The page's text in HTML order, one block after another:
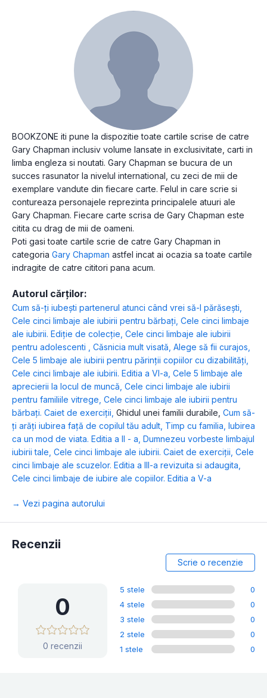
BOOKZONE iti pune la dispozitie toate cartile scrise de catre
Gary Chapman inclusiv volume lansate in exclusivitate, carti in
limba engleza si noutati. Gary Chapman se bucura de un
succes rasunator la nivelul international, cu zeci de mii de
exemplare vandute din fiecare carte. Felul in care scrie si
contureaza personajele reprezinta principalele atuuri ale
Gary Chapman. Fiecare carte scrisa de Gary Chapman este
citita cu drag de mii de oameni.
Poti gasi toate cartile scrie de catre Gary Chapman in
categoria Gary Chapman astfel incat ai ocazia sa toate cartile
indragite de catre cititori pana acum.
Autorul cărților:
Cum să-ți iubești partenerul atunci când vrei să-l părăsești
Cele cinci limbaje ale iubirii pentru bărbați Cele cinci limbaje
ale iubirii. Ediție de colecție Cele cinci limbaje ale iubirii
pentru adolescenti
Căsnicia mult visată Alege să fii curajos
Cele 5 limbaje ale iubirii pentru părinții copiilor cu dizabilități
Cele cinci limbaje ale iubirii. Editia a VI-a Cele 5 limbaje ale
aprecierii la locul de muncă Cele cinci limbaje ale iubirii
pentru familiile vitrege Cele cinci limbaje ale iubirii pentru
bărbați. Caiet de exerciții Ghidul unei familii durabile Cum să-
ți arăți iubirea față de copilul tău adult Timp cu familia Iubirea
ca un mod de viata. Editia a II - a Dumnezeu vorbeste limbajul
iubirii tale Cele cinci limbaje ale iubirii. Caiet de exerciții Cele
cinci limbaje ale scuzelor. Editia a III-a revizuita si adaugita
Cele cinci limbaje de iubire ale copiilor. Editia a V-a
→ Vezi pagina autorului
Recenzii
Scrie o recenzie
0
0 recenzii
5 stele
0
4 stele
0
3 stele
0
2 stele
0
1 stele
0